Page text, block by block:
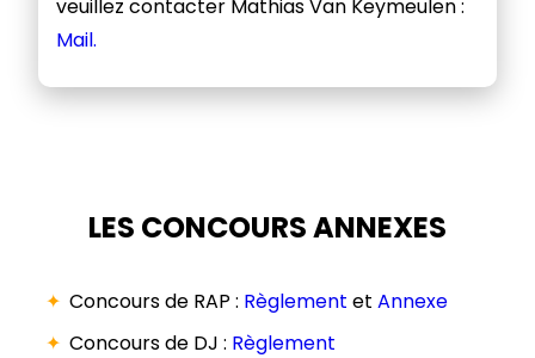
veuillez contacter Mathias Van Keymeulen :
Mail.
LES CONCOURS ANNEXES
Concours de RAP : Règlement et Annexe
Concours de DJ : Règlement